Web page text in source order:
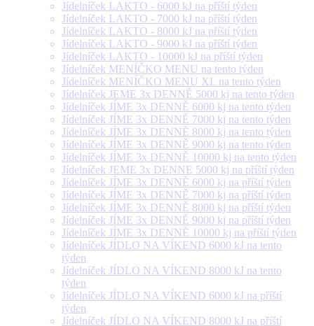
Jídelníček LAKTO - 6000 kJ na příští týden
Jídelníček LAKTO - 7000 kJ na příští týden
Jídelníček LAKTO - 8000 kJ na příští týden
Jídelníček LAKTO - 9000 kJ na příští týden
Jídelníček LAKTO - 10000 kJ na příští týden
Jídelníček MENÍČKO MENU na tento týden
Jídelníček MENÍČKO MENU XL na tento týden
Jídelníček JEME 3x DENNĚ 5000 kj na tento týden
Jídelníček JÍME 3x DENNĚ 6000 kj na tento týden
Jídelníček JÍME 3x DENNĚ 7000 kj na tento týden
Jídelníček JÍME 3x DENNĚ 8000 kj na tento týden
Jídelníček JÍME 3x DENNĚ 9000 kj na tento týden
Jídelníček JÍME 3x DENNĚ 10000 kj na tento týden
Jídelníček JEME 3x DENNE 5000 kj na příští týden
Jídelníček JÍME 3x DENNĚ 6000 kj na příští týden
Jídelníček JÍME 3x DENNĚ 7000 kj na příští týden
Jídelníček JÍME 3x DENNĚ 8000 kj na příští týden
Jídelníček JÍME 3x DENNĚ 9000 kj na příští týden
Jídelníček JÍME 3x DENNĚ 10000 kj na příští týden
Jídelníček JÍDLO NA VÍKEND 6000 kJ na tento
týden
Jídelníček JÍDLO NA VÍKEND 8000 kJ na tento
týden
Jídelníček JÍDLO NA VÍKEND 6000 kJ na příští
týden
Jídelníček JÍDLO NA VÍKEND 8000 kJ na příští